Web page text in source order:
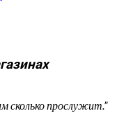
сколько прослужит.”